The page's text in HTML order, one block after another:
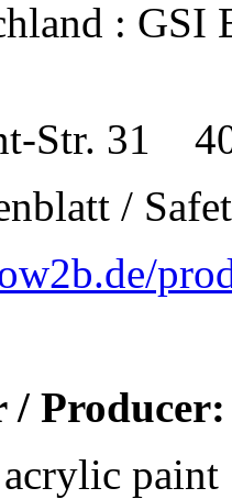
: GSI
Str. 31
/
Producer:
paint